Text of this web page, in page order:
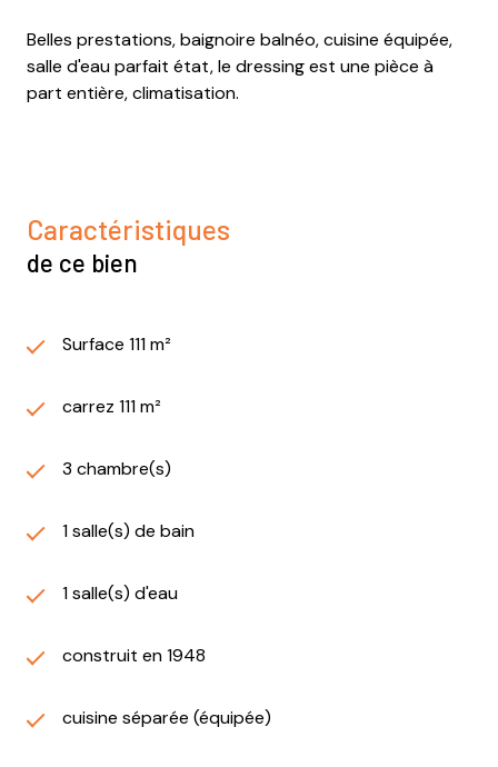
Belles prestations, baignoire balnéo, cuisine équipée,
salle d'eau parfait état, le dressing est une pièce à
part entière, climatisation.
Caractéristiques
de ce bien
Surface 111 m²
carrez 111 m²
3 chambre(s)
1 salle(s) de bain
1 salle(s) d'eau
construit en 1948
cuisine séparée (équipée)